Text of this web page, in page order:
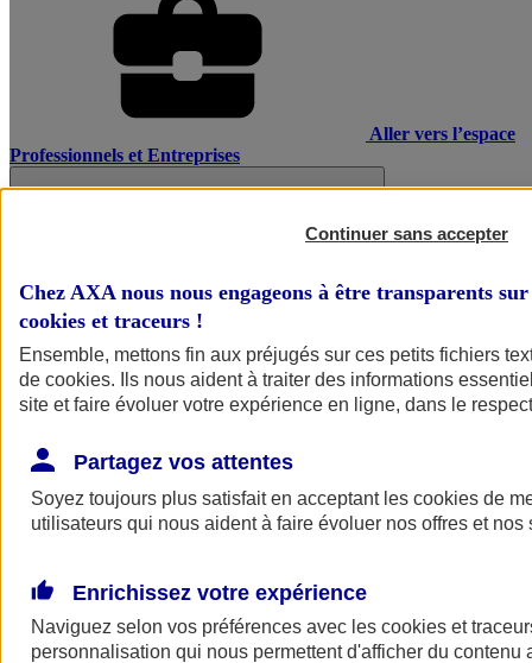
Aller vers l’espace
Professionnels et Entreprises
Continuer sans accepter
Chez AXA nous nous engageons à être transparents
cookies et traceurs !
Ensemble, mettons fin aux préjugés sur ces petits fichiers
de cookies. Ils nous aident à traiter des informations
site et faire évoluer votre expérience en ligne, dans le
Partagez vos attentes
Soyez toujours plus satisfait en acceptant les cookies de
utilisateurs qui nous aident à faire évoluer nos offres et nos
Enrichissez votre expérience
Naviguez selon vos préférences avec les cookies et
personnalisation qui nous permettent d'afficher du contenu